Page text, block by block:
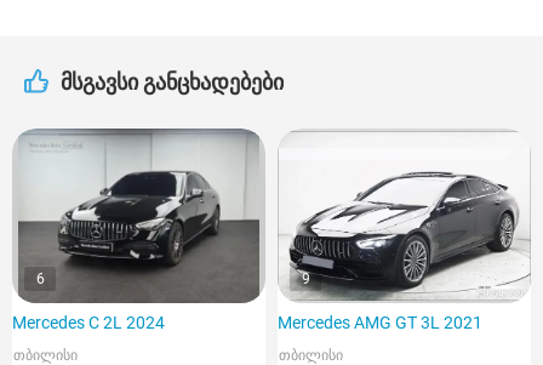
მსგავსი განცხადებები
6
Mercedes C 2L 2024
თბილისი
9
Mercedes AMG GT 3L 2021
თბილისი